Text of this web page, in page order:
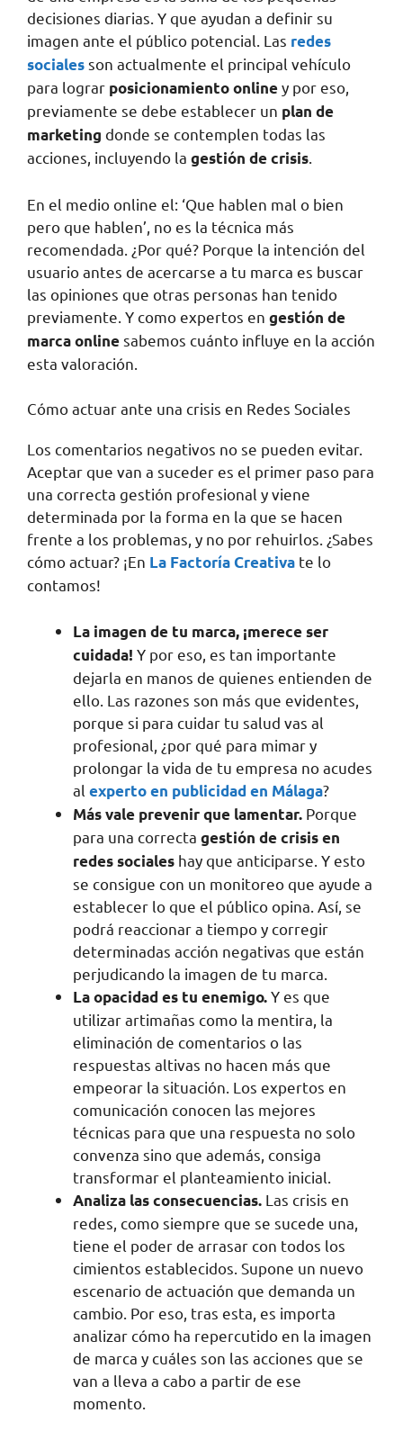
decisiones diarias. Y que ayudan a definir su
imagen ante el público potencial. Las redes
socialesson actualmente el principal vehículo
para lograr posicionamiento onliney por eso,
previamente se debe establecer un plan de
marketing donde se contemplen todas las
acciones, incluyendo la gestión de crisis
En el medio online el: ‘Que hablen mal o bien
pero que hablen’, no es la técnica más
recomendada. ¿Por qué? Porque la intención del
usuario antes de acercarse a tu marca es buscar
las opiniones que otras personas han tenido
previamente. Y como expertos en gestión de
marca onlinesabemos cuánto influye en la acción
esta valoración.
Cómo actuar ante una crisis en Redes Sociales
Los comentarios negativos no se pueden evitar.
Aceptar que van a suceder es el primer paso para
una correcta gestión profesional y viene
determinada por la forma en la que se hacen
frente a los problemas, y no por rehuirlos. ¿Sabes
cómo actuar? ¡En La Factoría Creativa te lo
contamos!
La imagen de tu marca, ¡merece ser
cuidada! Y por eso, es tan importante
dejarla en manos de quienes entienden de
ello. Las razones son más que evidentes,
porque si para cuidar tu salud vas al
profesional, ¿por qué para mimar y
prolongar la vida de tu empresa no acudes
al experto en publicidad en Málaga?
Más vale prevenir que lamentar. Porque
para una correcta gestión de crisis en
redes sociales hay que anticiparse. Y esto
se consigue con un monitoreo que ayude a
establecer lo que el público opina. Así, se
podrá reaccionar a tiempo y corregir
determinadas acción negativas que están
perjudicando la imagen de tu marca.
La opacidad es tu enemigo.Y es que
utilizar artimañas como la mentira, la
eliminación de comentarios o las
respuestas altivas no hacen más que
empeorar la situación. Los expertos en
comunicación conocen las mejores
técnicas para que una respuesta no solo
convenza sino que además, consiga
transformar el planteamiento inicial.
Analiza las consecuencias. Las crisis en
redes, como siempre que se sucede una,
tiene el poder de arrasar con todos los
cimientos establecidos. Supone un nuevo
escenario de actuación que demanda un
cambio. Por eso, tras esta, es importa
analizar cómo ha repercutido en la imagen
de marca y cuáles son las acciones que se
van a lleva a cabo a partir de ese
momento.